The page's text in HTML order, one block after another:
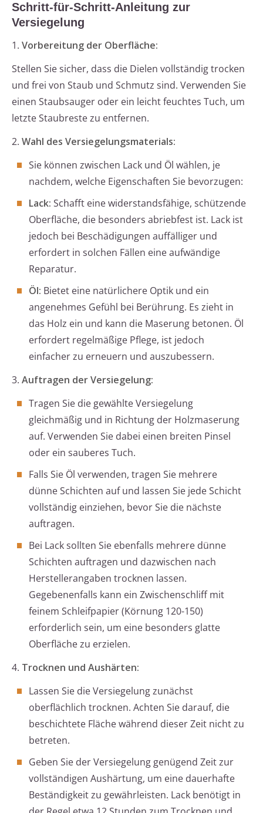
Schritt-für-Schritt-Anleitung zur
Versiegelung
1. Vorbereitung der Oberfläche:
Stellen Sie sicher, dass die Dielen vollständig trocken
und frei von Staub und Schmutz sind. Verwenden Sie
einen Staubsauger oder ein leicht feuchtes Tuch, um
letzte Staubreste zu entfernen.
2. Wahl des Versiegelungsmaterials:
Sie können zwischen Lack und Öl wählen, je
nachdem, welche Eigenschaften Sie bevorzugen:
Lack: Schafft eine widerstandsfähige, schützende
Oberfläche, die besonders abriebfest ist. Lack ist
jedoch bei Beschädigungen auffälliger und
erfordert in solchen Fällen eine aufwändige
Reparatur.
Öl: Bietet eine natürlichere Optik und ein
angenehmes Gefühl bei Berührung. Es zieht in
das Holz ein und kann die Maserung betonen. Öl
erfordert regelmäßige Pflege, ist jedoch
einfacher zu erneuern und auszubessern.
3. Auftragen der Versiegelung:
Tragen Sie die gewählte Versiegelung
gleichmäßig und in Richtung der Holzmaserung
auf. Verwenden Sie dabei einen breiten Pinsel
oder ein sauberes Tuch.
Falls Sie Öl verwenden, tragen Sie mehrere
dünne Schichten auf und lassen Sie jede Schicht
vollständig einziehen, bevor Sie die nächste
auftragen.
Bei Lack sollten Sie ebenfalls mehrere dünne
Schichten auftragen und dazwischen nach
Herstellerangaben trocknen lassen.
Gegebenenfalls kann ein Zwischenschliff mit
feinem Schleifpapier (Körnung 120-150)
erforderlich sein, um eine besonders glatte
Oberfläche zu erzielen.
4. Trocknen und Aushärten:
Lassen Sie die Versiegelung zunächst
oberflächlich trocknen. Achten Sie darauf, die
beschichtete Fläche während dieser Zeit nicht zu
betreten.
Geben Sie der Versiegelung genügend Zeit zur
vollständigen Aushärtung, um eine dauerhafte
Beständigkeit zu gewährleisten. Lack benötigt in